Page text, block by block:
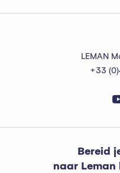
LEMAN
+33
Bereid
naar Leman